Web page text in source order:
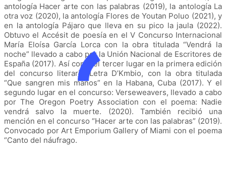
antología Hacer arte con las palabras (2019), la antología La
otra voz (2020), la antología Flores de Youtan Poluo (2021), y
en la antología Pájaro que lleva en su pico la jaula (2022).
Obtuvo el Accésit de poesía en el V Concurso Internacional
María Eloísa García Lorca con la obra titulada “Vendrá la
noche” llevado a cabo por la Unión Nacional de Escritores de
España (2017). Así como el tercer lugar en la primera edición
del concurso literario Letra D’Kmbio, con la obra titulada
“Que sangren mis manos” en la Habana, Cuba (2017). Y el
segundo lugar en el concurso: Verseweavers, llevado a cabo
por The Oregon Poetry Association con el poema: Nadie
vendrá salvo la muerte. (2020). También recibió una
mención en el concurso “Hacer arte con las palabras” (2019).
Convocado por Art Emporium Gallery of Miami con el poema
“Canto del náufrago.